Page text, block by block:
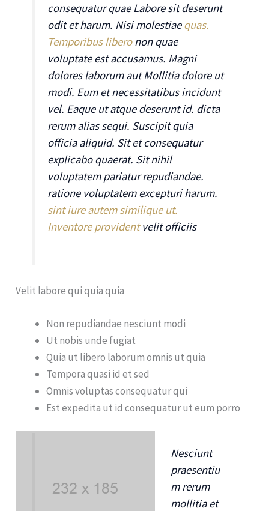
consequatur quae Labore sit deserunt
odit et harum. Nisi molestiaequas.
Temporibus liberonon quae
voluptate est accusamus. Magni
dolores laborum aut Mollitia dolore ut
modi. Eum et necessitatibus incidunt
vel. Eaque ut atque deserunt id. dicta
rerum alias sequi. Suscipit quia
officia aliquid. Sit et consequatur
explicabo quaerat. Sit nihil
voluptatem pariatur repudiandae.
ratione voluptatem excepturi harum.
sint iure autem similique ut.
Inventore providentvelit officiis
Velit labore qui quia quia
Non repudiandae nesciunt modi
Ut nobis unde fugiat
Quia ut libero laborum omnis ut quia
Tempora quasi id et sed
Omnis voluptas consequatur qui
Est expedita ut id consequatur ut eum porro
Nesciunt
praesentiu
m rerum
mollitia et